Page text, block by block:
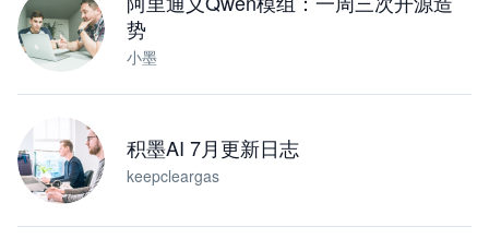
势
小墨
积墨AI 7月更新日志
keepcleargas